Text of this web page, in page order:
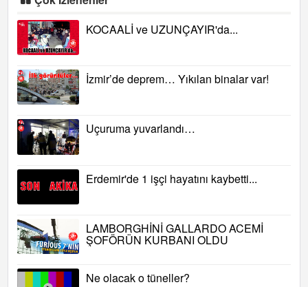
KOCAALİ ve UZUNÇAYIR'da...
İzmir’de deprem… Yıkılan binalar var!
Uçuruma yuvarlandı…
Erdemir'de 1 işçi hayatını kaybetti...
LAMBORGHİNİ GALLARDO ACEMİ
ŞOFÖRÜN KURBANI OLDU
Ne olacak o tüneller?